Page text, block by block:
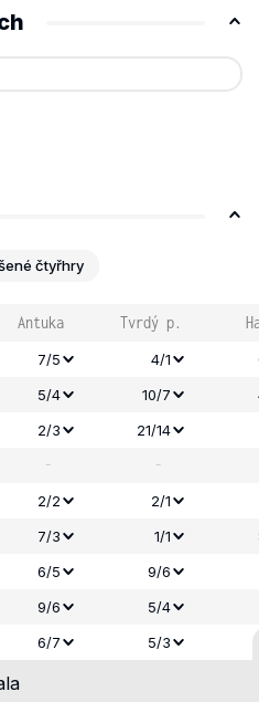
čtyřhry
Antuka Tvrdý p.
7/5 4/1
5/4 10/7
2/3 21/14
- -
2/2 2/1
7/3 1/1
6/5
9/6
9/6
5/4
6/7 5/3